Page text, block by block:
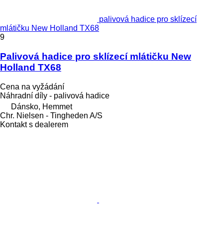
palivová hadice pro sklízecí
mlátičku New Holland TX68
9
Palivová hadice pro sklízecí mlátičku New
Holland TX68
Cena na vyžádání
Náhradní díly - palivová hadice
Dánsko, Hemmet
Chr. Nielsen - Tingheden A/S
Kontakt s dealerem